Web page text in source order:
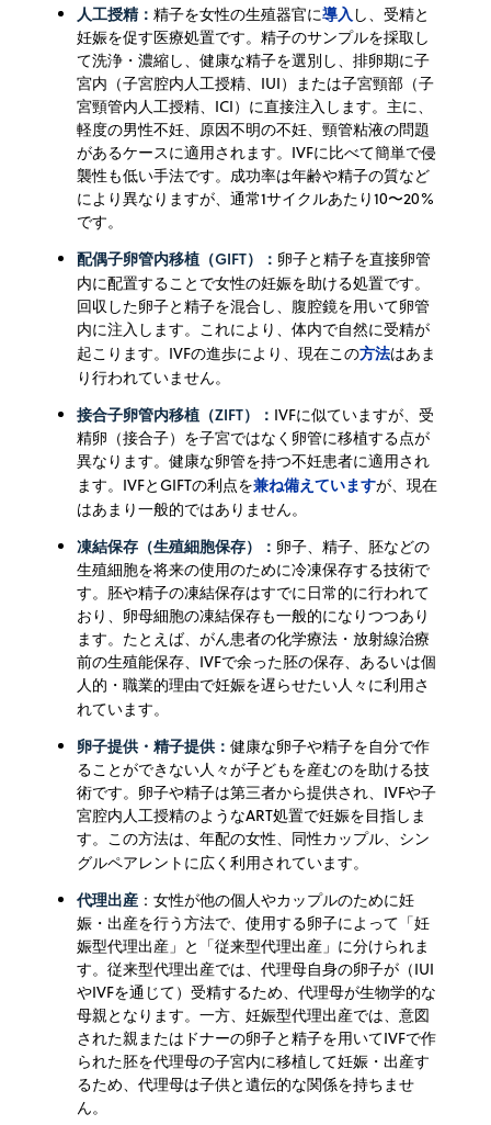
人工授精： 精子を女性の生殖器官に導入 し、受精と
妊娠を促す医療処置です。精子のサンプルを採取し
て洗浄・濃縮し、健康な精子を選別し、排卵期に子
宮内（子宮腔内人工授精、IUI）または子宮頸部（子
宮頸管内人工授精、ICI）に直接注入します。主に、
軽度の男性不妊、原因不明の不妊、頸管粘液の問題
があるケースに適用されます。IVFに比べて簡単で侵
襲性も低い手法です。成功率は年齢や精子の質など
により異なりますが、通常1サイクルあたり10〜20%
です。
配偶子卵管内移植（GIFT）： 卵子と精子を直接卵管
内に配置することで女性の妊娠を助ける処置です。
回収した卵子と精子を混合し、腹腔鏡を用いて卵管
内に注入します。これにより、体内で自然に受精が
起こります。IVFの進歩により、現在この方法はあま
り行われていません。
接合子卵管内移植（ZIFT）： IVFに似ていますが、受
精卵（接合子）を子宮ではなく卵管に移植する点が
異なります。健康な卵管を持つ不妊患者に適用され
ます。IVFとGIFTの利点を兼ね備えていますが、現在
はあまり一般的ではありません。
凍結保存（生殖細胞保存）： 卵子、精子、胚などの
生殖細胞を将来の使用のために冷凍保存する技術で
す。胚や精子の凍結保存はすでに日常的に行われて
おり、卵母細胞の凍結保存も一般的になりつつあり
ます。たとえば、がん患者の化学療法・放射線治療
前の生殖能保存、IVFで余った胚の保存、あるいは個
人的・職業的理由で妊娠を遅らせたい人々に利用さ
れています。
卵子提供・精子提供： 健康な卵子や精子を自分で作
ることができない人々が子どもを産むのを助ける技
術です。卵子や精子は第三者から提供され、IVFや子
宮腔内人工授精のようなART処置で妊娠を目指しま
す。この方法は、年配の女性、同性カップル、シン
グルペアレントに広く利用されています。
代理出産 ：女性が他の個人やカップルのために妊
娠・出産を行う方法で、使用する卵子によって「妊
娠型代理出産」と「従来型代理出産」に分けられま
す。従来型代理出産では、代理母自身の卵子が（IUI
やIVFを通じて）受精するため、代理母が生物学的な
母親となります。一方、妊娠型代理出産では、意図
された親またはドナーの卵子と精子を用いてIVFで作
られた胚を代理母の子宮内に移植して妊娠・出産す
るため、代理母は子供と遺伝的な関係を持ちませ
ん。